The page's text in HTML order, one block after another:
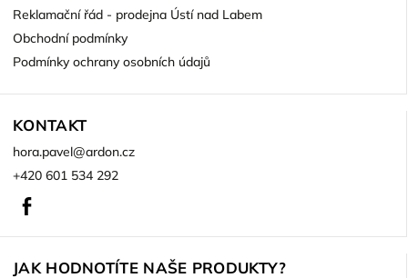
Reklamační řád - prodejna Ústí nad Labem
Obchodní podmínky
Podmínky ochrany osobních údajů
KONTAKT
hora.pavel@ardon.cz
+420 601 534 292
JAK HODNOTÍTE NAŠE PRODUKTY?